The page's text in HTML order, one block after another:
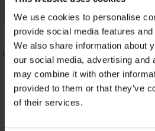
We use cookies to personalise
provide social media features
We also share information about
our social media, advertising and
may combine it with other
provided to them or that they’ve
of their services.
5
Satin Red egyrészes
18 190 Ft